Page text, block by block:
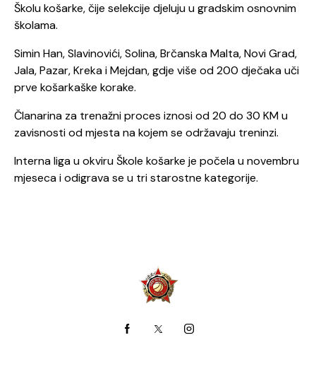
Školu košarke, čije selekcije djeluju u gradskim osnovnim
školama.
Simin Han, Slavinovići, Solina, Brčanska Malta, Novi Grad,
Jala, Pazar, Kreka i Mejdan, gdje više od 200 dječaka uči
prve košarkaške korake.
Članarina za trenažni proces iznosi od 20 do 30 KM u
zavisnosti od mjesta na kojem se održavaju treninzi.
Interna liga u okviru Škole košarke je počela u novembru
mjeseca i odigrava se u tri starostne kategorije.